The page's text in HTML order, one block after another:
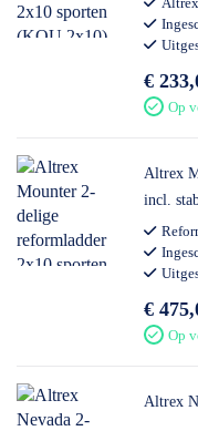
€
Op
Altrex
incl.
€
Op
Altrex